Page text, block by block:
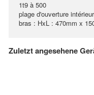
1t9 à 500
plage d'ouverture
bras : HxL : 470mm x
Zuletzt angesehene